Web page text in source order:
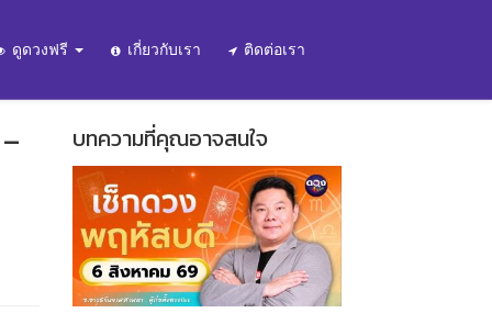
ดูดวงฟรี เกี่ยวกับเรา ติดต่อเรา
บทความที่คุณอาจสนใจ